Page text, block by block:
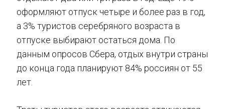
оформляют отпуск четыре и более раз в год,
а 3% туристов серебряного возраста в
отпуске выбирают остаться дома. По
данным опросов Сбера, отдых внутри страны
до конца года планируют 84% россиян от 55
лет.